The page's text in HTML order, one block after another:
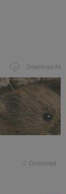
Download All
Download